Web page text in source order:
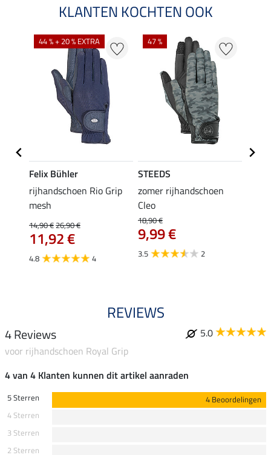
KLANTEN KOCHTEN OOK
44 % + 20 % EXTRA
Felix Bühler
rijhandschoen Rio Grip
mesh
14,90 €26,90 €
11,92 €
4.8 4
47 %
STEEDS
zomer rijhandschoen
Cleo
18,90 €
9,99 €
3.5 2
REVIEWS
4 Reviews
5.0
voor rijhandschoen Royal Grip
4 van 4 Klanten kunnen dit artikel aanraden
5 Sterren
4 Beoordelingen
4 Sterren
3 Sterren
2 Sterren